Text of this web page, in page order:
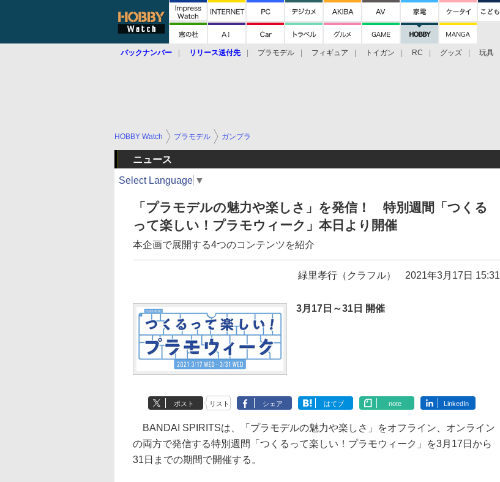
バックナンバー リリース送付先 プラモデル フィギュア トイガン RC グッズ 玩具
HOBBY Watch プラモデル ガンプラ
ニュース
Select Language ▼
「プラモデルの魅力や楽しさ」を発信！ 特別週間「つくる
って楽しい！プラモウィーク」本日より開催
本企画で展開する4つのコンテンツを紹介
緑里孝行（クラフル） 2021年3月17日 15:31
3月17日～31日 開催
ポスト リスト シェア はてブ note LinkedIn
BANDAI SPIRITSは、「プラモデルの魅力や楽しさ」をオフライン、オンライン
の両方で発信する特別週間「つくるって楽しい！プラモウィーク」を3月17日から
31日までの期間で開催する。